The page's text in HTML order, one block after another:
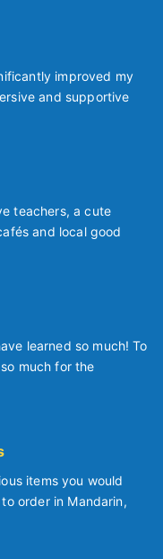
improved my
and supportive
teachers, a cute
and local good
learned so much! To
much for the
items you would
order in Mandarin,